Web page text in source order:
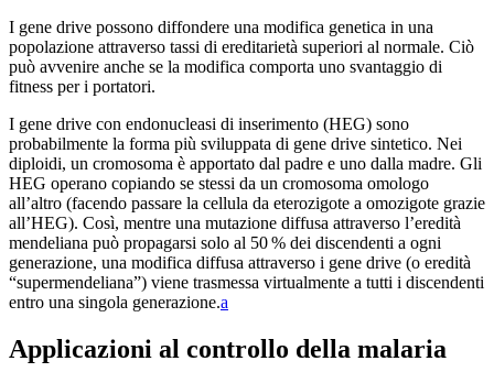
I gene drive possono diffondere una modifica genetica in una
popolazione attraverso tassi di ereditarietà superiori al normale. Ciò
può avvenire anche se la modifica comporta uno svantaggio di
fitness per i portatori.
I gene drive con endonucleasi di inserimento (HEG) sono
probabilmente la forma più sviluppata di gene drive sintetico. Nei
diploidi, un cromosoma è apportato dal padre e uno dalla madre. Gli
HEG operano copiando se stessi da un cromosoma omologo
all’altro (facendo passare la cellula da eterozigote a omozigote grazie
all’HEG). Così, mentre una mutazione diffusa attraverso l’eredità
mendeliana può propagarsi solo al 50 % dei discendenti a ogni
generazione, una modifica diffusa attraverso i gene drive (o eredità
“supermendeliana”) viene trasmessa virtualmente a tutti i discendenti
entro una singola generazione.⁠a
Applicazioni al controllo della malaria